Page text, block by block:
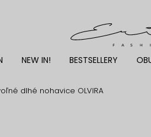
NEW IN! BESTSELLERY
dlhé nohavice OLVIRA